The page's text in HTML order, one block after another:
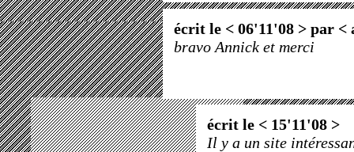
écrit le < 06'11'08 > par <
bravo Annick et merci
écrit le < 15'11'08 >
Il y a un site